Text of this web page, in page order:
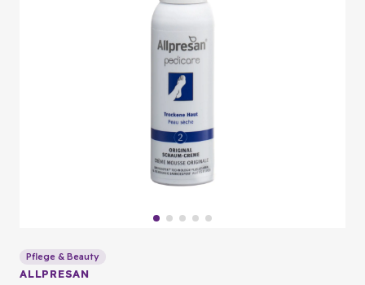
Pflege & Beauty
ALLPRESAN